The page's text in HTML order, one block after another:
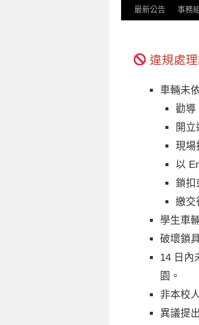
最新公告 事務
違規處
車輛未
勸導
開立
現場
以
鎖扣
繳交
學生車
破壞鎖
14 日內
園。
非本校
異議提